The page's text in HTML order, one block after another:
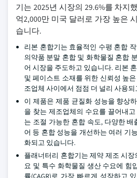
기는 2025년 시장의 29.6%를 차지
억2,000만 미국 달러로 가장 높은
습니다.
리본 혼합기는 효율적인 수평 혼합
의약품 분말 혼합 및 화학물질 혼합
어 시장을 주도하고 있습니다. 리본
및 페이스트 소재를 위한 신뢰성 높
조업체 사이에서 점점 더 널리 사용
이 제품은 제품 균질화 성능을 향상
을 찾는 제조업체의 수요를 끌어내
는 조절 가능한 혼합 속도, 다양한 배
어 등 혼합 성능을 개선하는 여러 기
화되고 있습니다.
플래너터리 혼합기는 제약 제조 시
요 및 특수 화학물질 생산 수요에 힘
률(CAGR)로 가장 빠르게 성장하고